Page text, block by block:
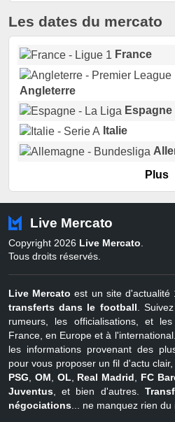
Les dates du mercato
France
Angleterre
Espagne
Italie
Pays-
Belgique
Plus
Live Mercato
Copyright 2026 Live Mercato
Tous droits réservés.
Live Mercato est un site d'actualité
transferts dans le football .
rumeurs, les officialisations, et
France, en Europe et à
les informations provenant des
pour vous proposer un fil d'actu
PSG
OM OL Real Madrid FC
Juventus , et bien d'autres.
négociations ... ne manquez rien